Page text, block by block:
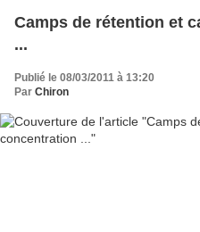
Camps de rétention et
...
Publié le 08/03/2011 à 13:20
Par Chiron